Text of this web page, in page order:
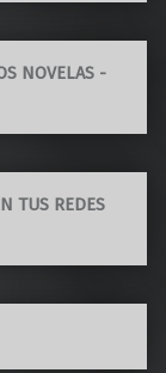
NOVELAS -
TUS REDES